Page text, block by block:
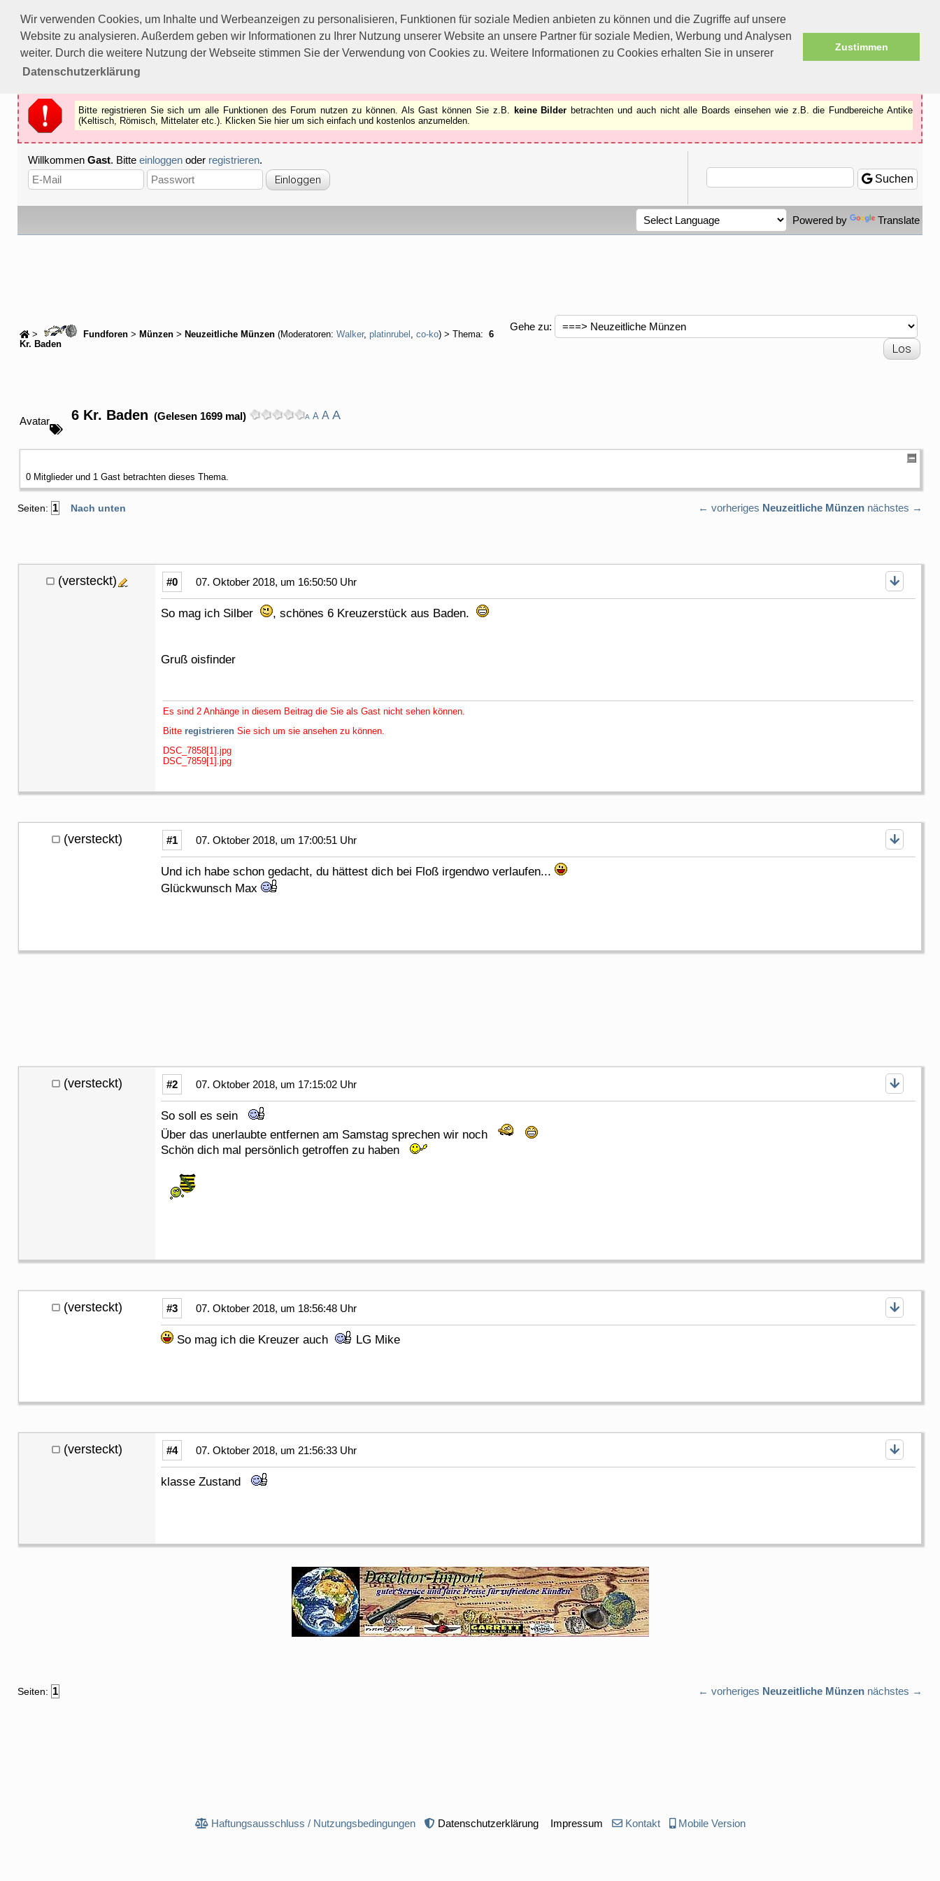
Wir verwenden Cookies, um Inhalte und Werbeanzeigen zu personalisieren, Funktionen für soziale Medien anbieten zu können und die Zugriffe auf unsere
Website zu analysieren. Außerdem geben wir Informationen zu Ihrer Nutzung unserer Website an unsere Partner für soziale Medien, Werbung und Analysen
weiter. Durch die weitere Nutzung der Webseite stimmen Sie der Verwendung von Cookies zu. Weitere Informationen zu Cookies erhalten Sie in unserer
Datenschutzerklärung
Zustimmen
Bitte registrieren Sie sich um alle Funktionen des Forums nutzen zu können.
Als Gast können Sie z.B.keine Bilderbetrachten.
Registrieren
Schliessen
Bitte registrieren Sie sich um alle Funktionen des Forum nutzen zu können. Als Gast können Sie z.B. keine Bilder betrachten und auch nicht alle Boards einsehen wie z.B. die Fundbereiche Antike
(Keltisch, Römisch, Mittelater etc.). Klicken Sie hier um sich einfach und kostenlos anzumelden.
Willkommen Gast. Bitte einloggen oder registrieren.
Suchen
Powered by Translate
> Fundforen > Münzen > Neuzeitliche Münzen (Moderatoren: Walker, platinrubel , co-ko) > Thema:
6
Kr. Baden
Gehe zu:
Avatar 6 Kr. Baden (Gelesen 1699 mal) A A A A
0 Mitglieder und 1 Gast betrachten dieses Thema.
Seiten: 1 Nach unten ← vorheriges Neuzeitliche Münzen nächstes →
(versteckt) #0 07. Oktober 2018, um 16:50:50 Uhr
So mag ich Silber , schönes 6 Kreuzerstück aus Baden.
Gruß oisfinder
Es sind 2 Anhänge in diesem Beitrag die Sie als Gast nicht sehen können.
Bitte registrieren Sie sich um sie ansehen zu können.
DSC_7858[1].jpg
DSC_7859[1].jpg
(versteckt) #1 07. Oktober 2018, um 17:00:51 Uhr
Und ich habe schon gedacht, du hättest dich bei Floß irgendwo verlaufen...
Glückwunsch Max
(versteckt) #2 07. Oktober 2018, um 17:15:02 Uhr
So soll es sein
Über das unerlaubte entfernen am Samstag sprechen wir noch
Schön dich mal persönlich getroffen zu haben
(versteckt) #3 07. Oktober 2018, um 18:56:48 Uhr
So mag ich die Kreuzer auch LG Mike
(versteckt) #4 07. Oktober 2018, um 21:56:33 Uhr
klasse Zustand
Seiten: 1 ← vorheriges Neuzeitliche Münzen nächstes →
Haftungsausschluss / Nutzungsbedingungen Datenschutzerklärung Impressum Kontakt Mobile Version